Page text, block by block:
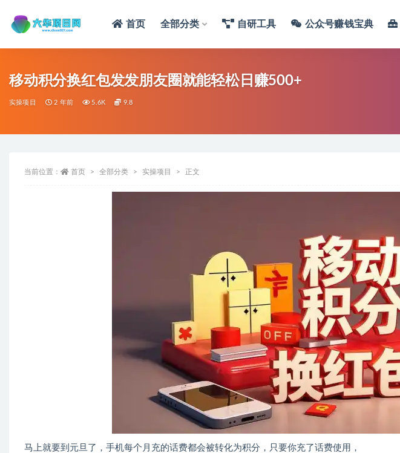
首页 全部分类 自研工具 公众号赚钱宝典
移动积分换红包发发朋友圈就能轻松日赚500+
实操项目 2 年前 5.6K 9.8
当前位置： 首页 全部分类 实操项目 正文
马上就要到元旦了，手机每个月充的话费都会被转化为积分，只要你充了话费使用，